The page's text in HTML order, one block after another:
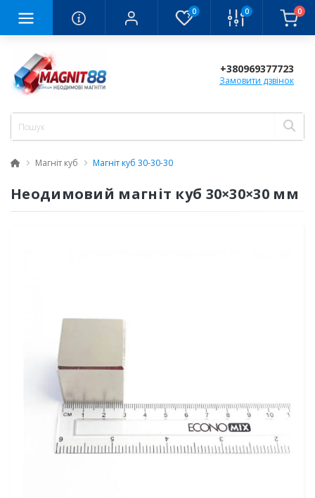
0 0 0
+380969377723
Замовити дзвінок
Магніт куб Магніт куб 30-30-30
Неодимовий магніт куб 30×30×30 мм